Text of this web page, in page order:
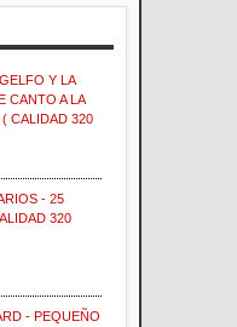
Y LA
CANTO A LA
CALIDAD 320
- 25
320
- PEQUEÑO